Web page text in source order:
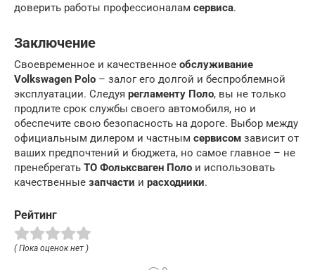
доверить работы профессионалам сервиса.
Заключение
Своевременное и качественное обслуживание
Volkswagen Polo – залог его долгой и беспроблемной
эксплуатации. Следуя регламенту Поло, вы не только
продлите срок службы своего автомобиля, но и
обеспечите свою безопасность на дороге. Выбор между
официальным дилером и частным сервисом зависит от
ваших предпочтений и бюджета, но самое главное – не
пренебрегать ТО Фольксваген Поло и использовать
качественные запчасти и расходники.
Рейтинг
( Пока оценок нет )